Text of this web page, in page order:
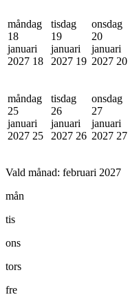
måndag
18
januari
2027 18
tisdag
19
januari
2027 19
onsdag
20
januari
2027 20
måndag
25
januari
2027 25
tisdag
26
januari
2027 26
onsdag
27
januari
2027 27
Vald månad: februari 2027
mån
tis
ons
tors
fre